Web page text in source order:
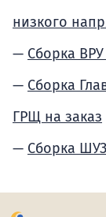
низкого
Сборка
Сборка
ГРЩ на заказ
Сборка